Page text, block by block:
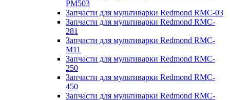
PM503
Запчасти для мультиварки Redmond RMC-03
Запчасти для мультиварки Redmond RMC-
281
Запчасти для мультиварки Redmond RMC-
M11
Запчасти для мультиварки Redmond RMC-
250
Запчасти для мультиварки Redmond RMC-
450
Запчасти для мультиварки Redmond RMC-